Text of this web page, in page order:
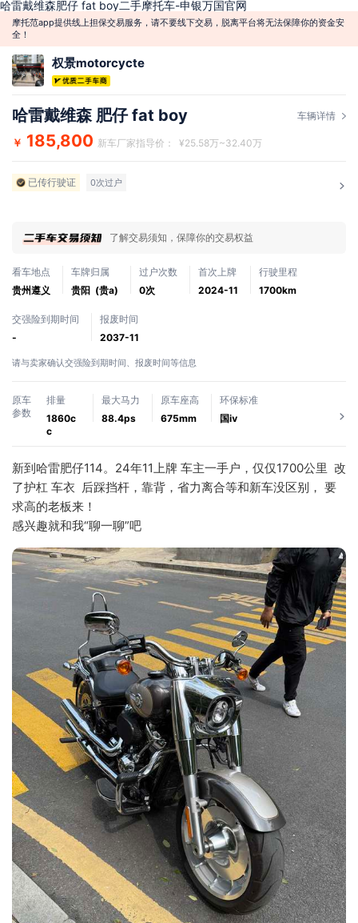
哈雷戴维森肥仔 fat boy二手摩托车-申银万国官网
摩托范app提供线上担保交易服务，请不要线下交易，脱离平台将无法保障你的资金安
全！
权景motorcycte
哈雷戴维森 肥仔 fat boy 车辆详情
￥ 185,800 新车厂家指导价： ¥25.58万~32.40万
已传行驶证 0次过户
了解交易须知，保障你的交易权益
看车地点
贵州遵义
车牌归属
贵阳 (贵a)
过户次数
0次
首次上牌
2024-11
行驶里程
1700km
交强险到期时间
-
报废时间
2037-11
请与卖家确认交强险到期时间、报废时间等信息
原车
参数
排量
1860c
c
最大马力
88.4ps
原车座高
675mm
环保标准
国ⅳ
新到哈雷肥仔114。24年11上牌 车主一手户，仅仅1700公里  改
了护杠 车衣  后踩挡杆，靠背，省力离合等和新车没区别， 要
求高的老板来！
感兴趣就和我“聊一聊”吧